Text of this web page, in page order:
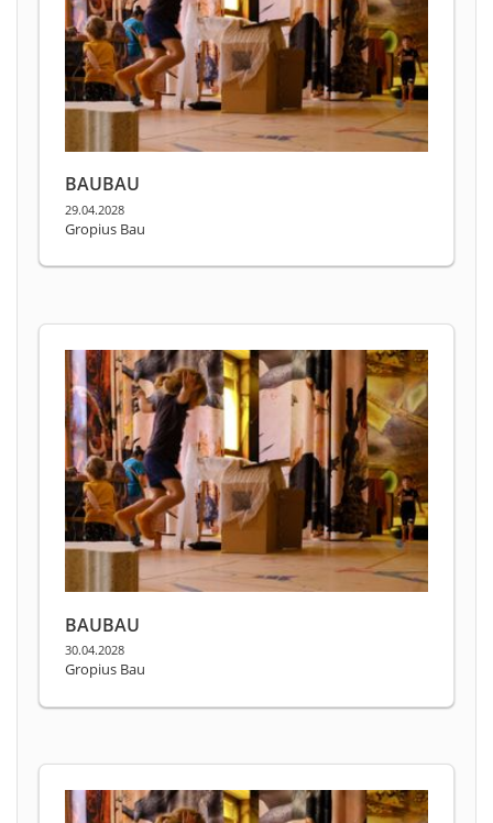
BAUBAU
29.04.2028
Gropius Bau
BAUBAU
30.04.2028
Gropius Bau